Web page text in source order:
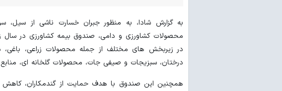
به گزارش شادا، به منظور جبران خسارت ناشی از سیل،
در زیربخش های مختلف از جمله محصولات زراعی، باغی،
درختان، سبزیجات و صیفی جات، محصولات گلخانه ای،
همچنین این صندوق با هدف حمایت از گندمکاران، کاهش